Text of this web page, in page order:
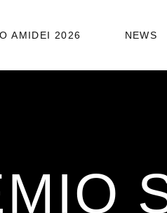
AMIDEI 2026 NEWS